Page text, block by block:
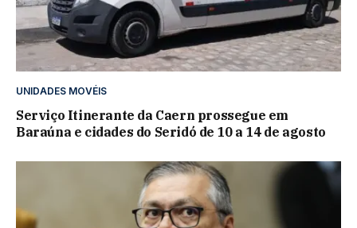
UNIDADES MOVÉIS
Serviço Itinerante da Caern prossegue em
Baraúna e cidades do Seridó de 10 a 14 de agosto